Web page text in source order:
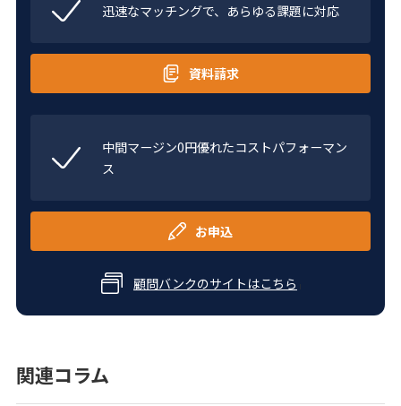
迅速なマッチングで、 あらゆる課題に対応
資料請求
中間マージン0円優れたコストパフォーマン
ス
お申込
顧問バンクのサイトはこちら
関連コラム